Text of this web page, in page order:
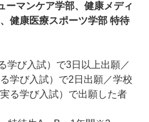
ーマンケア学部、健康メディ
健康医療スポーツ学部 特待
学び入試）で3日以上出願／
学び入試）で2日出願／学校
る学び入試）で出願した者